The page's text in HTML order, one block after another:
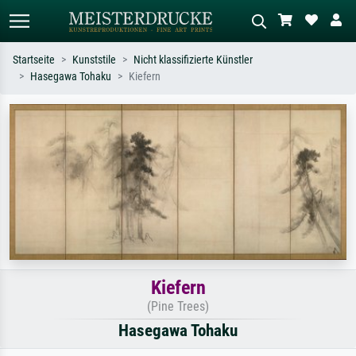
oder Stilen – z.B. Monet,
Sternennacht, Impressionismus, Welle
Hokusai, Akt.
Wiese, Abstrakt mit viel Rot, Dunkles
Ölgemälde, Stehender Akt neben einem
Startseite Kunststile
Nicht klassifizierte Künstler
Hasegawa Tohaku
Kiefern
Kiefern
(Pine Trees)
Hasegawa Tohaku